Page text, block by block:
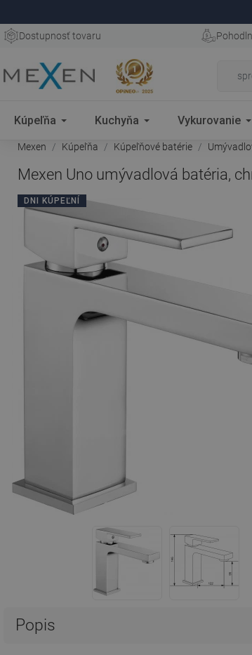
Dostupnosť tovaru
Kúpeľňa Kuchyňa Vykurovanie
Mexen Kúpeľňa Kúpeľňové batérie
Mexen Uno umývadlová batéria,
DNI KÚPEĽNÍ
Popis